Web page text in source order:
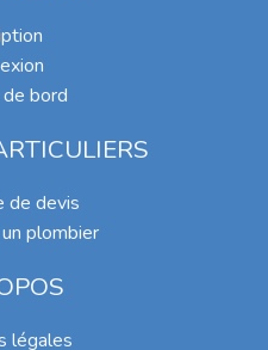
bord
de devis
plombier
légales